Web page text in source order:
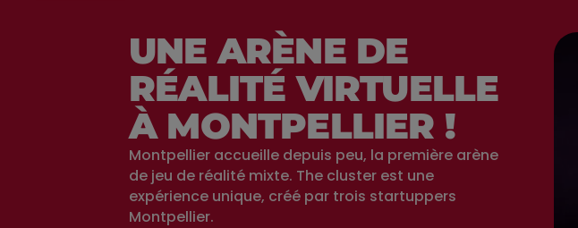
UNE ARÈNE DE
RÉALITÉ VIRTUELLE
À MONTPELLIER !
Montpellier accueille depuis peu, la première arène
de jeu de réalité mixte. The cluster est une
expérience unique, créé par trois startuppers
Montpellier.